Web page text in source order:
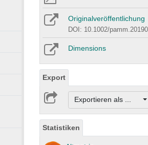
Originalveröffentlichung
DOI: 10.1002/
Dimensions
Export
Exportieren als ...
Statistiken